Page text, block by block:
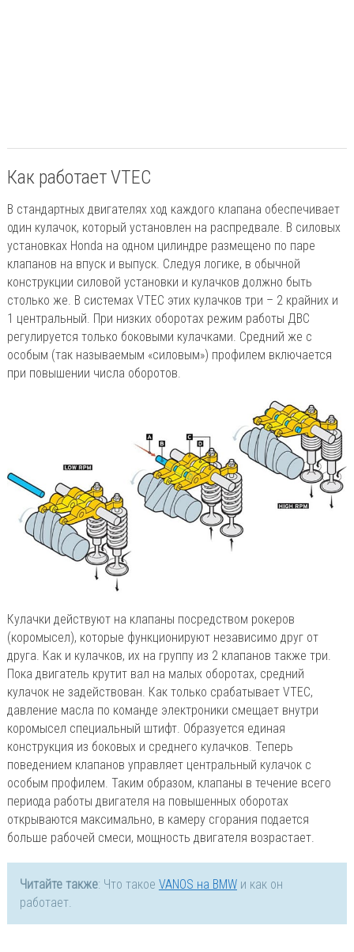
Как работает VTEC
В стандартных двигателях ход каждого клапана обеспечивает
один кулачок, который установлен на распредвале. В силовых
установках Honda на одном цилиндре размещено по паре
клапанов на впуск и выпуск. Следуя логике, в обычной
конструкции силовой установки и кулачков должно быть
столько же. В системах VTEC этих кулачков три – 2 крайних и
1 центральный. При низких оборотах режим работы ДВС
регулируется только боковыми кулачками. Средний же с
особым (так называемым «силовым») профилем включается
при повышении числа оборотов.
Кулачки действуют на клапаны посредством рокеров
(коромысел), которые функционируют независимо друг от
друга. Как и кулачков, их на группу из 2 клапанов также три.
Пока двигатель крутит вал на малых оборотах, средний
кулачок не задействован. Как только срабатывает VTEC,
давление масла по команде электроники смещает внутри
коромысел специальный штифт. Образуется единая
конструкция из боковых и среднего кулачков. Теперь
поведением клапанов управляет центральный кулачок с
особым профилем. Таким образом, клапаны в течение всего
периода работы двигателя на повышенных оборотах
открываются максимально, в камеру сгорания подается
больше рабочей смеси, мощность двигателя возрастает.
Читайте также: Что такое VANOS на BMWи как он
работает.